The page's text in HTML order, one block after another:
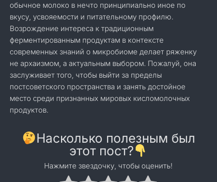
обычное молоко в нечто принципиально иное по
вкусу, усвояемости и питательному профилю.
Возрождение интереса к традиционным
ферментированным продуктам в контексте
современных знаний о микробиоме делает ряженку
не архаизмом, а актуальным выбором. Пожалуй, она
заслуживает того, чтобы выйти за пределы
постсоветского пространства и занять достойное
место среди признанных мировых кисломолочных
продуктов.
Насколько полезным был
этот пост?
Нажмите звездочку, чтобы оценить!